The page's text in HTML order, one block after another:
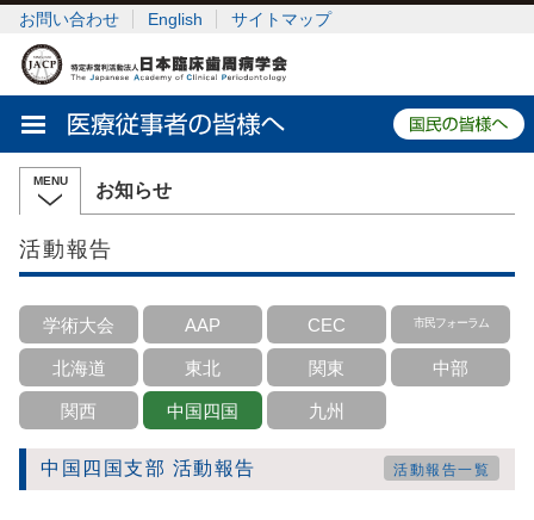
お問い合わせ English サイトマップ
お知らせ
活動報告
学術大会 AAP CEC 市民フォーラム
北海道 東北 関東 中部
関西 中国四国 九州
中国四国支部 活動報告 活動報告一覧